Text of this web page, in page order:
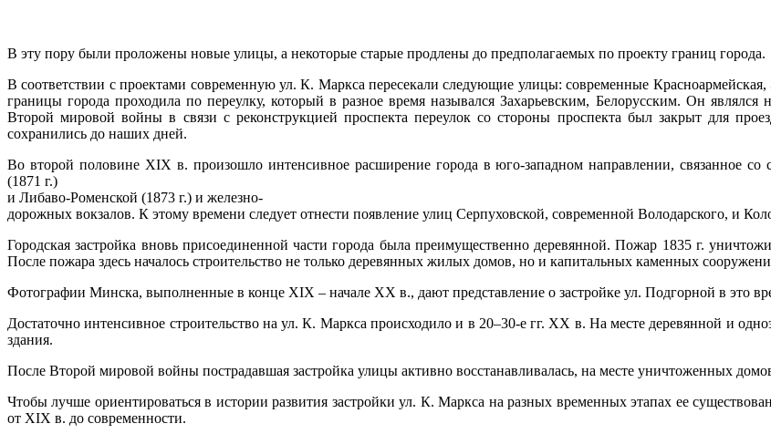
В эту пору были проложены новые улицы, а некоторые старые продлены до предполагаемых по проекту границ города.
В соответствии с проектами современную ул. К. Маркса пересекали следующие улицы: современные
границы города проходила по переулку, который в разное время назывался Захарьевским, Белорусским. Он
Второй мировой войны в связи с реконструкцией проспекта переулок со стороны проспекта был закрыт для
сохранились до наших дней.
Во второй половине XIX в. произошло интенсивное расширение города в юго-западном направлении, связанное со
(1871 г.)
и Либаво-Роменской (1873 г.) и железно-
дорожных вокзалов. К этому времени следует отнести появление улиц Серпуховской, современной Володарского, и
Городская застройка вновь присоединенной части города была преимущественно деревянной. Пожар 1835 г.
После пожара здесь началось строительство не только деревянных жилых домов, но и капитальных каменных
Фотографии Минска, выполненные в конце XIX – начале XX в., дают представление о застройке ул. Подгорной в это
Достаточно интенсивное строительство на ул. К. Маркса происходило и в 20–30-е гг. XX в. На месте деревянной и
здания.
После Второй мировой войны пострадавшая застройка улицы активно восстанавливалась, на месте уничтоженных
Чтобы лучше ориентироваться в истории развития застройки ул. К. Маркса на разных временных этапах ее
от XIX в. до современности.